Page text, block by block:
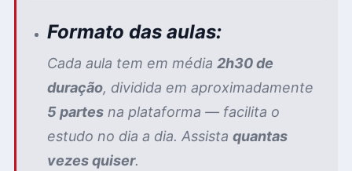
Formato das aulas:
Cada aula tem em média2h30 de
duração, dividida em aproximadamente
5 partes na plataforma — facilita o
estudo no dia a dia. Assistaquantas
vezes quiser.